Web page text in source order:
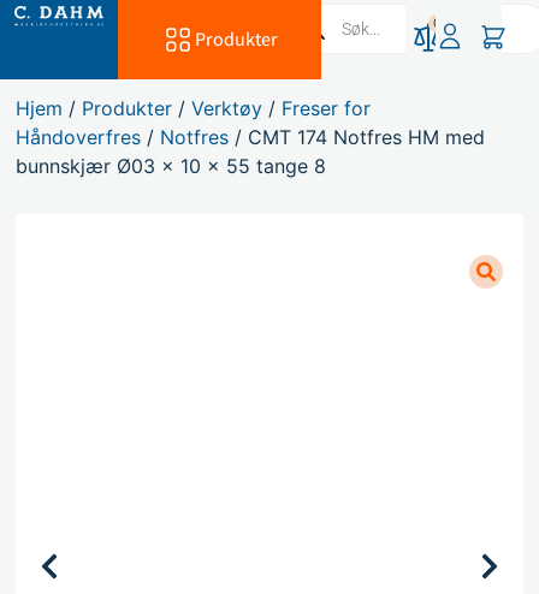
Produkter
0
Hjem / Produkter /Verktøy / Freser for
Håndoverfres / Notfres / CMT 174 Notfres HM med
bunnskjær Ø03 x 10 x 55 tange 8